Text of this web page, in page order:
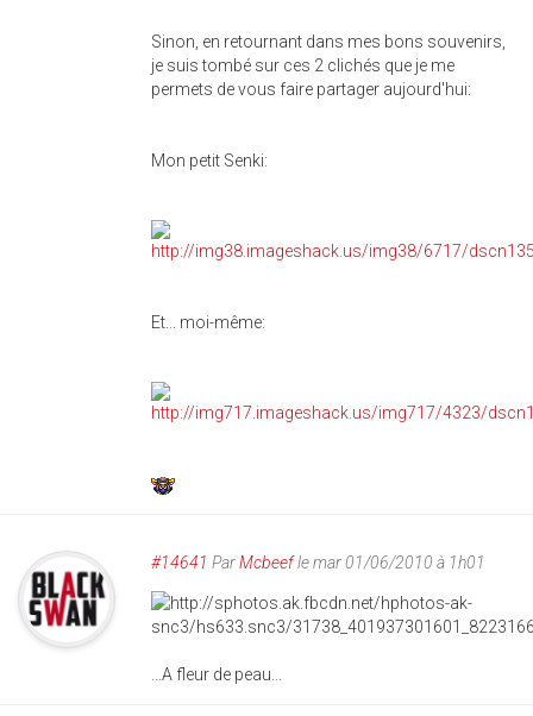
Sinon, en retournant dans mes bons souvenirs,
je suis tombé sur ces 2 clichés que je me
permets de vous faire partager aujourd'hui:
Mon petit Senki:
Et... moi-même:
#14641 ParMcbeefle mar 01/06/2010 à 1h01
...A fleur de peau...